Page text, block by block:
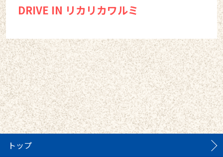
DRIVE IN リカリカワルミ
トップ